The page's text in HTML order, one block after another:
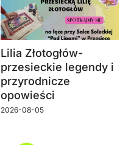
Lilia Złotogłów-
przesieckie legendy i
przyrodnicze
opowieści
2026-08-05